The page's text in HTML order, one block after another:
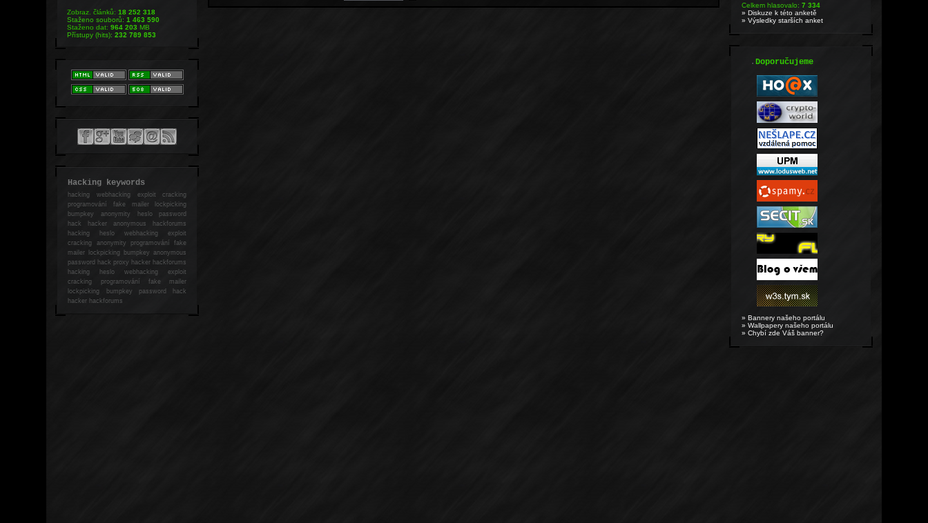
Zobraz. článků:18 252 318
Staženo souborů:1 463 590
Staženo dat:964 203MB
Přístupy (hits):232 789 853
Hacking keywords
hackingwebhacking exploit cracking
programování fake mailer lockpicking
bumpkey anonymity heslo password
hackhacker anonymous hackforums
hackingheslo webhacking exploit
cracking anonymity programování fake
mailer lockpicking bumpkey anonymous
password hack proxy hacker hackforums
hacking heslo webhacking exploit
cracking programování fake mailer
lockpicking bumpkey password hack
hackerhackforums
Celkem hlasovalo:7 334
» Diskuze k této anketě
» Výsledky starších anket
.Doporučujeme
» Bannery našeho portálu
» Wallpapery našeho portálu
» Chybí zde Váš banner?